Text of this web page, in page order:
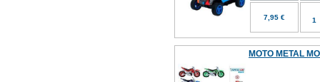
7,95 €
MOTO METAL